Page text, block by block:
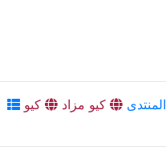
المنتدى كيو مزاد
كيو